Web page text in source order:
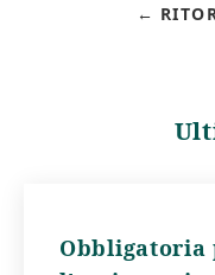
Obbligatoria